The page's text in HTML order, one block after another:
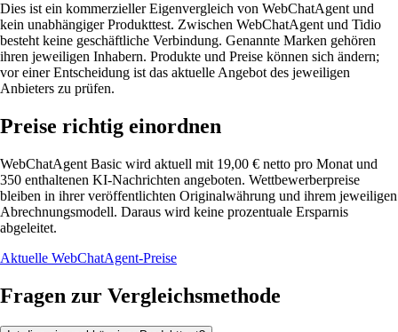
Dies ist ein kommerzieller Eigenvergleich von WebChatAgent und
kein unabhängiger Produkttest. Zwischen WebChatAgent und Tidio
besteht keine geschäftliche Verbindung. Genannte Marken gehören
ihren jeweiligen Inhabern. Produkte und Preise können sich ändern;
vor einer Entscheidung ist das aktuelle Angebot des jeweiligen
Anbieters zu prüfen.
Preise richtig einordnen
WebChatAgent Basic wird aktuell mit 19,00 € netto pro Monat und
350 enthaltenen KI-Nachrichten angeboten. Wettbewerberpreise
bleiben in ihrer veröffentlichten Originalwährung und ihrem jeweiligen
Abrechnungsmodell. Daraus wird keine prozentuale Ersparnis
abgeleitet.
Aktuelle WebChatAgent-Preise
Fragen zur Vergleichsmethode